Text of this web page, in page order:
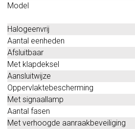
Model
Halogeenvrij
Aantal eenheden
Afsluitbaar
Met klapdeksel
Aansluitwijze
Oppervlaktebescherming
Met signaallamp
Aantal fasen
Met verhoogde aanraakbeveiliging